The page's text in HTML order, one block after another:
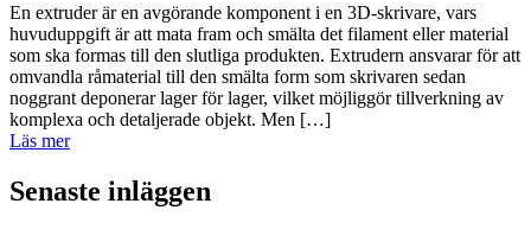
En extruder är en avgörande komponent i en 3D-skrivare, vars
huvuduppgift är att mata fram och smälta det filament eller material
som ska formas till den slutliga produkten. Extrudern ansvarar för att
omvandla råmaterial till den smälta form som skrivaren sedan
noggrant deponerar lager för lager, vilket möjliggör tillverkning av
komplexa och detaljerade objekt. Men […]
Läs mer
Senaste inläggen